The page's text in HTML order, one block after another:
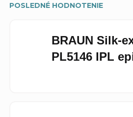
POSLEDNÉ HODNOTENIE
BRAUN Silk-
PL5146 IPL